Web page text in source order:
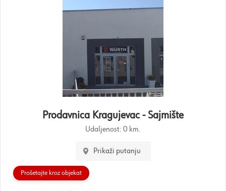
Prodavnica Kragujevac - Sajmište
Udaljenost: 0 km.
Prikaži putanju
Prošetajte kroz objekat